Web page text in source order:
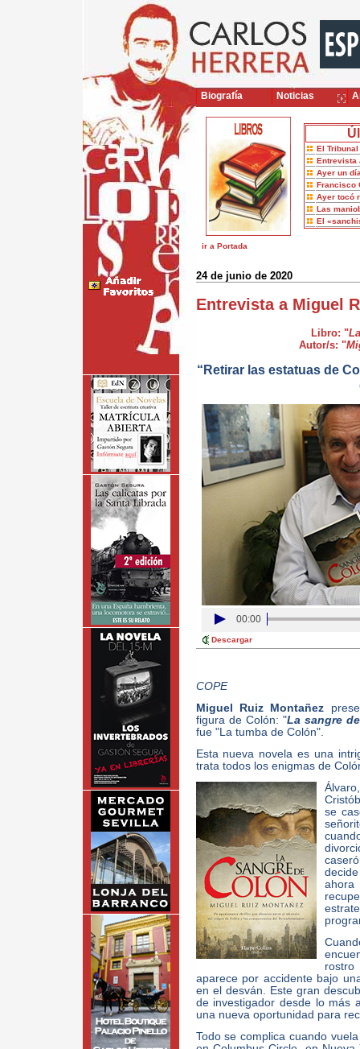
El
Entrevista
Ayer un
Francisco
Ayer tocó
Las
El
ir a Portada
24 de junio de 2020
Entrevista a Miguel
Libro: "
Autor/s: "
“Retirar las estatuas de
00:00
Descargar
COPE
Miguel Ruiz Montañez
figura de Colón: "La sangre
fue "La tumba de Colón".
Esta nueva novela es una
trata todos los enigmas de
se
ahora
aparece por accidente bajo
en el desván. Este gran
de investigador desde lo más
una nueva oportunidad para
Todo se complica cuando
Biografía Noticias